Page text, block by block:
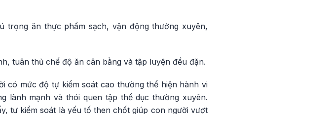
trọng ăn thực phẩm sạch, vận động thường xuyên,
tuân thủ chế độ ăn cân bằng và tập luyện đều đặn.
có mức độ tự kiểm soát cao thường thể hiện hành vi
mạnh và thói quen tập thể dục thường xuyên.
tự kiểm soát là yếu tố then chốt giúp con người vượt